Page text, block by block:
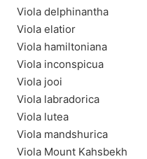
Viola delphinantha
Viola elatior
Viola hamiltoniana
Viola inconspicua
Viola jooi
Viola labradorica
Viola lutea
Viola mandshurica
Viola Mount Kahsbekh